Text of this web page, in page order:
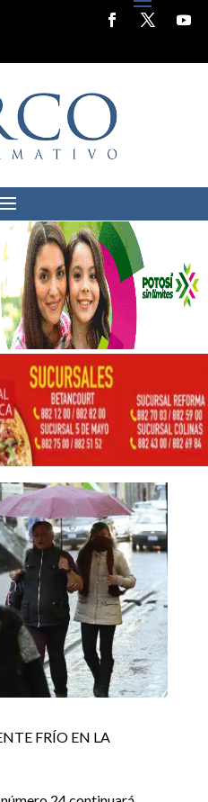
5
EN LA CIUDAD
EN LA
FRÍO EN LA